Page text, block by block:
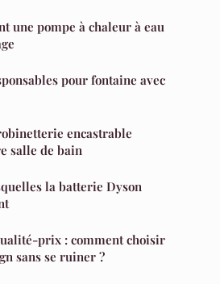
une pompe à chaleur à eau
pour fontaine avec
encastrable
salle de bain
la batterie Dyson
prix : comment choisir
sans se ruiner ?